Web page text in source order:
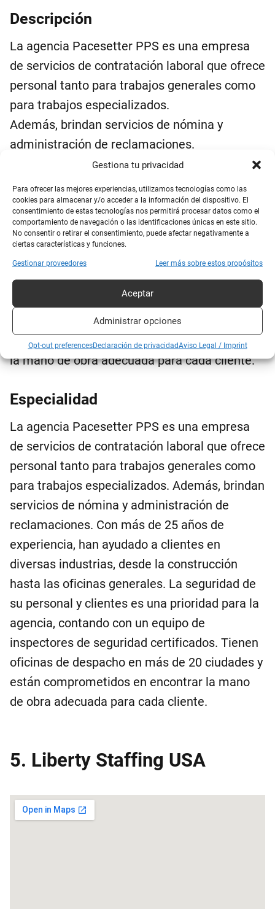
Gestiona tu privacidad
Para ofrecer las mejores experiencias, utilizamos tecnologías como las
cookies para almacenar y/o acceder a la información del dispositivo. El
consentimiento de estas tecnologías nos permitirá procesar datos como el
comportamiento de navegación o las identificaciones únicas en este sitio.
No consentir o retirar el consentimiento, puede afectar negativamente a
ciertas características y funciones.
Gestionar proveedores Leer más sobre estos propósitos
Aceptar
Administrar opciones
Opt-out preferencesDeclaración de privacidadAviso Legal / Imprint
Descripción
La agencia Pacesetter PPS es una empresa
de servicios de contratación laboral que ofrece
personal tanto para trabajos generales como
para trabajos especializados.
Además, brindan servicios de nómina y
administración de reclamaciones.
Con más de 25 años de experiencia, han
ayudado a clientes en diversas industrias,
desde la construcción hasta las oficinas
generales.
La seguridad de su personal y clientes es una
prioridad para la agencia, contando con un
equipo de inspectores de seguridad
certificados.
Tienen oficinas de despacho en más de 20
ciudades y están comprometidos en encontrar
la mano de obra adecuada para cada cliente.
Especialidad
La agencia Pacesetter PPS es una empresa
de servicios de contratación laboral que ofrece
personal tanto para trabajos generales como
para trabajos especializados. Además, brindan
servicios de nómina y administración de
reclamaciones. Con más de 25 años de
experiencia, han ayudado a clientes en
diversas industrias, desde la construcción
hasta las oficinas generales. La seguridad de
su personal y clientes es una prioridad para la
agencia, contando con un equipo de
inspectores de seguridad certificados. Tienen
oficinas de despacho en más de 20 ciudades y
están comprometidos en encontrar la mano
de obra adecuada para cada cliente.
5. Liberty Staffing USA